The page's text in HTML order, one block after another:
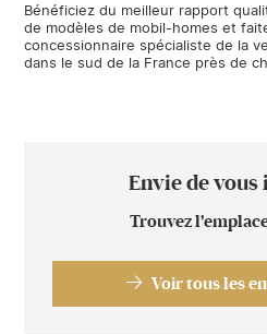
Bénéficiez du meilleur rapport
de modèles de mobil-homes et
concessionnaire spécialiste de la
dans le sud de la France près de
Envie de
Trouvez
Voir tous les